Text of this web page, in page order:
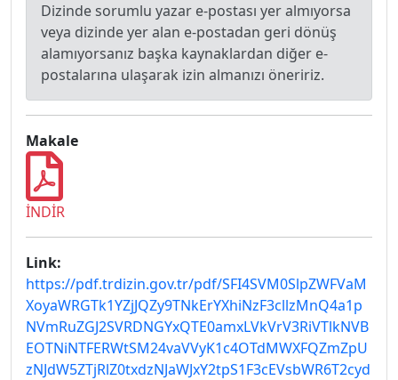
Dizinde sorumlu yazar e-postası yer almıyorsa
veya dizinde yer alan e-postadan geri dönüş
alamıyorsanız başka kaynaklardan diğer e-
postalarına ulaşarak izin almanızı öneririz.
Makale
İNDİR
Link:
https://pdf.trdizin.gov.tr/pdf/SFI4SVM0SlpZWFVaM
XoyaWRGTk1YZjJQZy9TNkErYXhiNzF3cllzMnQ4a1p
NVmRuZGJ2SVRDNGYxQTE0amxLVkVrV3RiVTlkNVB
EOTNiNTFERWtSM24vaVVyK1c4OTdMWXFQZmZpU
zNJdW5ZTjRlZ0txdzNJaWJxY2tpS1F3cEVsbWR6T2cyd